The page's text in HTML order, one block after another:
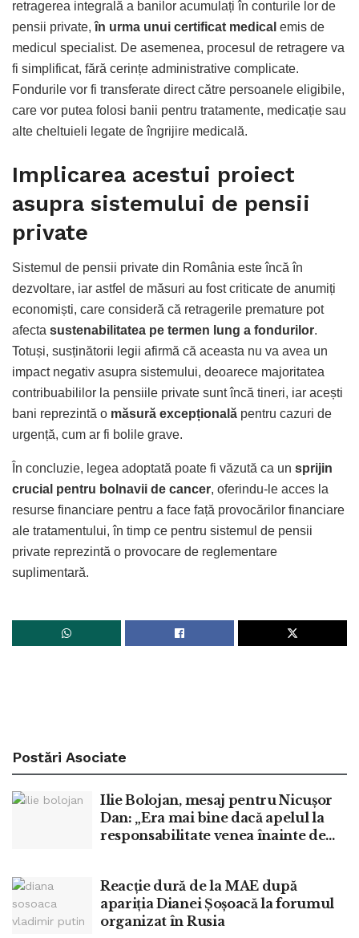
retragerea integrală a banilor acumulați în conturile lor de
pensii private,în urma unui certificat medical emis de
medicul specialist. De asemenea, procesul de retragere va
fi simplificat, fără cerințe administrative complicate.
Fondurile vor fi transferate direct către persoanele eligibile,
care vor putea folosi banii pentru tratamente, medicație sau
alte cheltuieli legate de îngrijire medicală.
Implicarea acestui proiect
asupra sistemului de pensii
private
Sistemul de pensii private din România este încă în
dezvoltare, iar astfel de măsuri au fost criticate de anumiți
economiști, care consideră că retragerile premature pot
afecta sustenabilitatea pe termen lung a fondurilor.
Totuși, susținătorii legii afirmă că aceasta nu va avea un
impact negativ asupra sistemului, deoarece majoritatea
contribuabililor la pensiile private sunt încă tineri, iar acești
bani reprezintă o măsură excepțională pentru cazuri de
urgență, cum ar fi bolile grave.
În concluzie, legea adoptată poate fi văzută ca un sprijin
crucial pentru bolnavii de cancer, oferindu-le acces la
resurse financiare pentru a face față provocărilor financiare
ale tratamentului, în timp ce pentru sistemul de pensii
private reprezintă o provocare de reglementare
suplimentară.
Postări Asociate
Ilie Bolojan, mesaj pentru Nicușor
Dan: „Era mai bine dacă apelul la
responsabilitate venea înainte de
Reacție dură de la MAE după
apariția Dianei Șoșoacă la forumul
organizat în Rusia